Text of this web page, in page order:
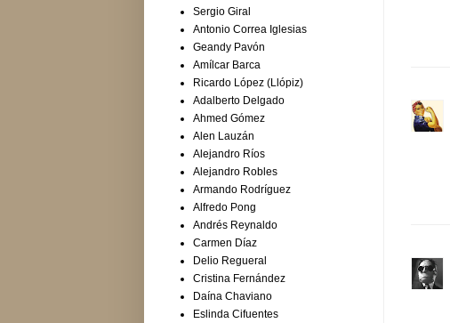
Sergio Giral
Antonio Correa Iglesias
Geandy Pavón
Amílcar Barca
Ricardo López (Llópiz)
Adalberto Delgado
Ahmed Gómez
Alen Lauzán
Alejandro Ríos
Alejandro Robles
Armando Rodríguez
Alfredo Pong
Andrés Reynaldo
Carmen Díaz
Delio Regueral
Cristina Fernández
Daína Chaviano
Eslinda Cifuentes